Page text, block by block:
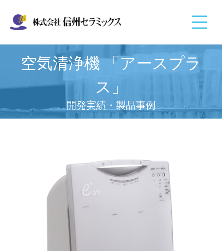
空気清浄機 「アースプラ
ス」
開発実績・製品事例